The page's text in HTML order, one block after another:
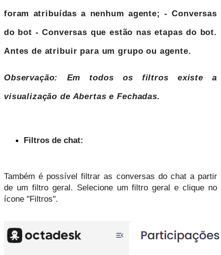
foram atribuídas a nenhum agente;- Conversas
do bot - Conversas que estão nas etapas do bot.
Antes de atribuir para um grupo ou agente.
Observação: Em todos os filtros existe a
visualização de AbertaseFechadas.
Filtros de chat:
Também é possível filtrar as conversas do chat a partir
de um filtro geral. Selecione um filtro geral e clique no